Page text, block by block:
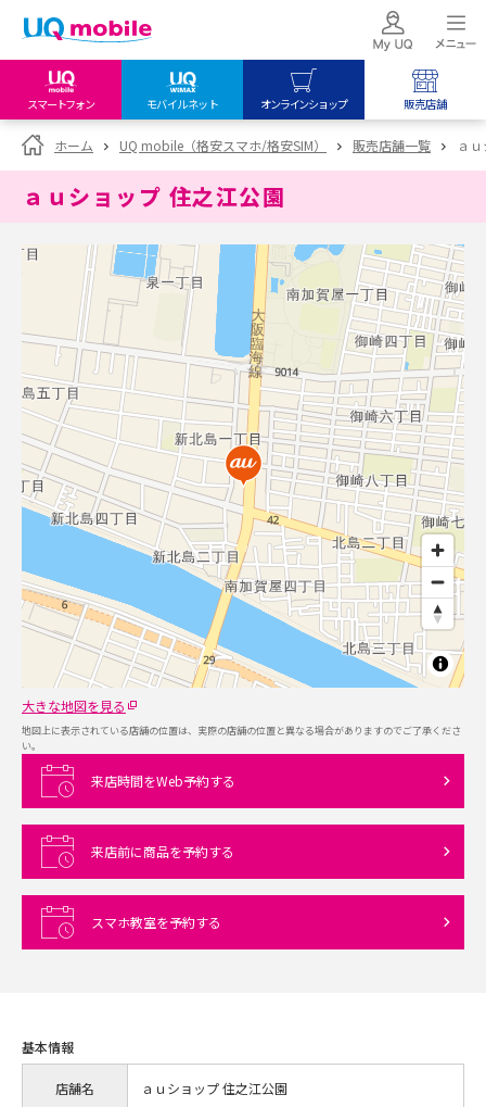
スマートフォン モバイルネット オンラインショップ 販売店舗
my UQ WiMAX
UQ WiMAX ご契約の方
My UQ mobile
UQ mobile
データチャージサイト
UQ mobile
オンラインショップ
UQ WiMAX
UQ mobile
販売店舗
UQ WiMAX
ホーム UQ mobile（格安スマホ/格安SIM） 販売店舗一覧 ａ
ａｕショップ 住之江公園
大きな地図を見る
地図上に表示されている店舗の位置は、実際の店舗の位置と異なる場合がありますのでご了承くださ
い。
来店時間をWeb予約する
来店前に商品を予約する
スマホ教室を予約する
基本情報
店舗名 ａｕショップ 住之江公園